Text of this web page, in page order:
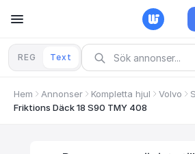
REG Text
Hem Annonser Kompletta hjul Volvo
Friktions Däck 18 S90 TMY 408